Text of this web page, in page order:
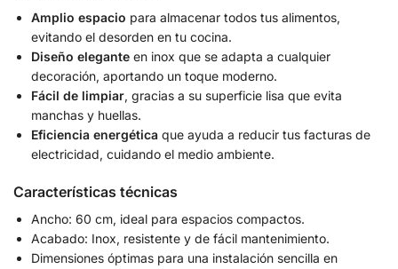
Amplio espacio para almacenar todos tus alimentos,
evitando el desorden en tu cocina.
Diseño elegante en inox que se adapta a cualquier
decoración, aportando un toque moderno.
Fácil de limpiar, gracias a su superficie lisa que evita
manchas y huellas.
Eficiencia energética que ayuda a reducir tus facturas de
electricidad, cuidando el medio ambiente.
Características técnicas
Ancho: 60 cm, ideal para espacios compactos.
Acabado: Inox, resistente y de fácil mantenimiento.
Dimensiones óptimas para una instalación sencilla en